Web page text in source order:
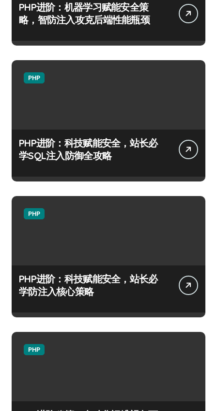
PHP进阶：机器学习赋能安全策
略，智防注入攻克后端性能瓶颈
PHP
PHP进阶：科技赋能安全，站长必
学SQL注入防御全攻略
PHP
PHP进阶：科技赋能安全，站长必
学防注入核心策略
PHP